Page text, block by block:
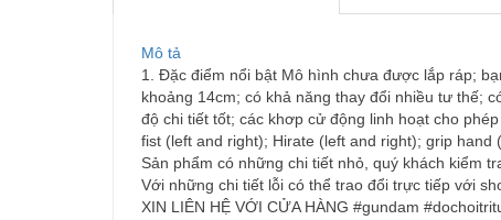
Mô tả
1. Đặc điểm nổi bật Mô hình chưa được lắp ráp;
khoảng 14cm; có khả năng thay đổi nhiều tư thế;
độ chi tiết tốt; các khơp cử động linh hoạt cho
fist (left and right); Hirate (left and right); grip
Sản phẩm có những chi tiết nhỏ, quý khách kiểm
Với những chi tiết lỗi có thể trao đổi trực tiếp với
XIN LIÊN HỆ VỚI CỬA HÀNG #gundam